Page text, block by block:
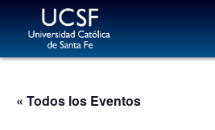
« Todos los Eventos